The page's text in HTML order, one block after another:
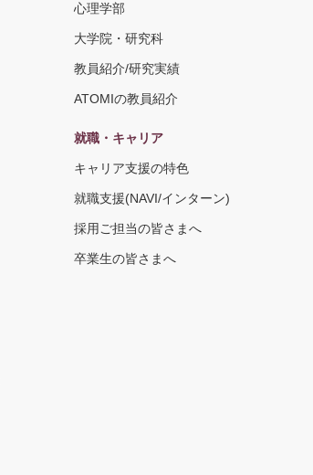
心理学部
大学院・研究科
教員紹介/研究実績
ATOMIの教員紹介
就職・キャリア
キャリア支援の特色
就職支援(NAVI/インターン)
採用ご担当の皆さまへ
卒業生の皆さまへ